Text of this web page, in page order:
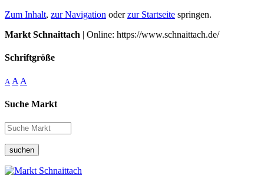
Zum Inhalt, zur Navigation oderzur Startseite springen.
Markt Schnaittach | Online: https://www.schnaittach.de/
Schriftgröße
A A A
Suche Markt
suchen